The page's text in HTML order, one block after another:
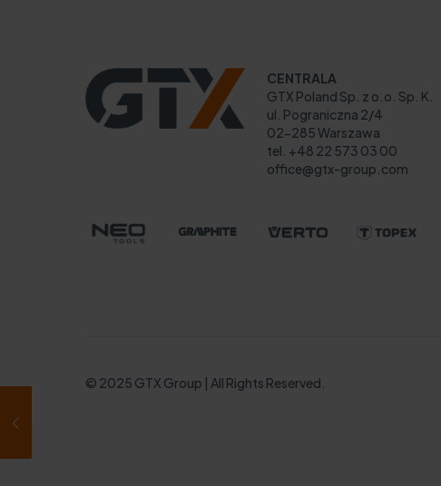
CENTRALA
GTX Poland Sp. z o.o. Sp. K.
ul. Pograniczna 2/4
02-285 Warszawa
tel. +48 22 573 03 00
office@gtx-group.com
© 2025 GTX Group | All Rights Reserved.